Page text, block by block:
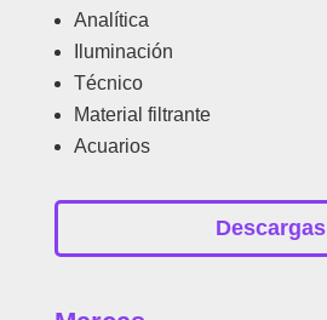
Analítica
Iluminación
Técnico
Material filtrante
Acuarios
Descargas